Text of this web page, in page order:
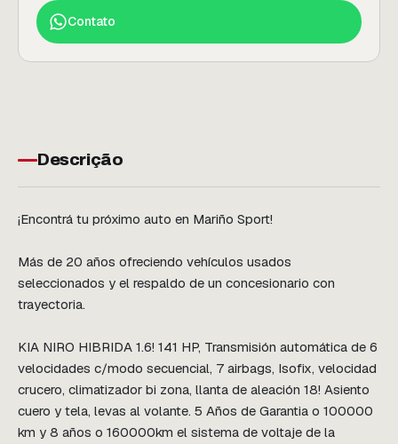
Contato
Descrição
¡Encontrá tu próximo auto en Mariño Sport!
Más de 20 años ofreciendo vehículos usados
seleccionados y el respaldo de un concesionario con
trayectoria.
KIA NIRO HIBRIDA 1.6! 141 HP, Transmisión automática de 6
velocidades c/modo secuencial, 7 airbags, Isofix, velocidad
crucero, climatizador bi zona, llanta de aleación 18! Asiento
cuero y tela, levas al volante. 5 Años de Garantia o 100000
km y 8 años o 160000km el sistema de voltaje de la